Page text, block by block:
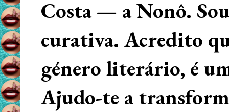
Costa — a Nonô.
curativa. Acredito
género literário, é
Ajudo-te a